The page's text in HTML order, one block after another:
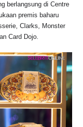
berlangsung di Centre
premis baharu
Clarks, Monster
Card Dojo.